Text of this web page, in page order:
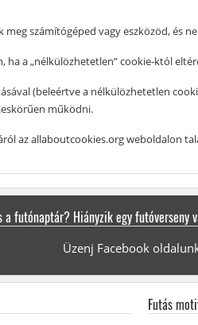
számítógéped vagy eszközöd, és
a „nélkülözhetetlen” cookie-któl
(beleértve a nélkülözhetetlen
működni.
az allaboutcookies.org weboldalon
a futónaptár? Hiányzik egy futóverseny
Üzenj Facebook
Futás